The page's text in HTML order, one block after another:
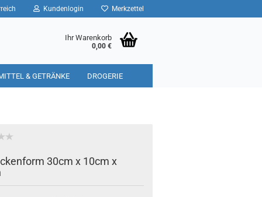
Kundenlogin Merkzettel
Ihr Warenkorb
0,00 €
& GETRÄNKE DROGERIE
30cm x 10cm x